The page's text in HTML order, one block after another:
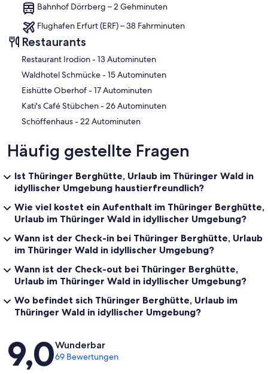
Bahnhof Dörrberg – 2 Gehminuten
Flughafen Erfurt (ERF) – 38 Fahrminuten
Restaurants
‪Restaurant Irodion - ‬13 Autominuten
‪Waldhotel Schmücke - ‬15 Autominuten
‪Eishütte Oberhof - ‬17 Autominuten
‪Kati's Café Stübchen - ‬26 Autominuten
‪Schöffenhaus - ‬22 Autominuten
Häufig gestellte Fragen
Ist Thüringer Berghütte, Urlaub im Thüringer Wald in
idyllischer Umgebung haustierfreundlich?
Wie viel kostet ein Aufenthalt im Thüringer Berghütte,
Urlaub im Thüringer Wald in idyllischer Umgebung?
Wann ist der Check-in bei Thüringer Berghütte, Urlaub
im Thüringer Wald in idyllischer Umgebung?
Wann ist der Check-out bei Thüringer Berghütte,
Urlaub im Thüringer Wald in idyllischer Umgebung?
Wo befindet sich Thüringer Berghütte, Urlaub im
Thüringer Wald in idyllischer Umgebung?
Bewertungen
9,0Wunderbar
69 Bewertungen